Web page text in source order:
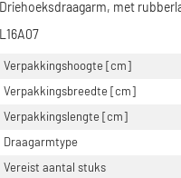
Driehoeksdraagarm, met
L16A07
Verpakkingshoogte [cm]
Verpakkingsbreedte [cm]
Verpakkingslengte [cm]
Draagarmtype
Vereist aantal stuks